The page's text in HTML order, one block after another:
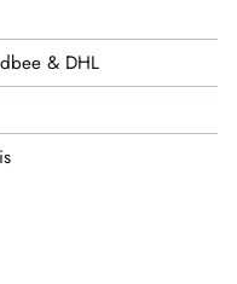
& DHL